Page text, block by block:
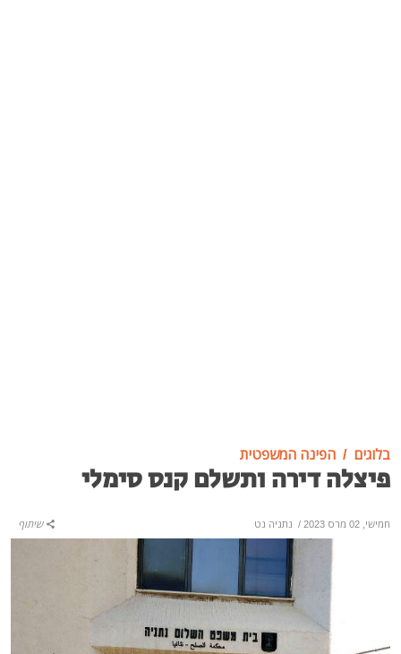
בלוגים הפינה המשפטית
פיצלה דירה ותשלם קנס סימלי
חמישי, 02 מרס 2023 / נתניה נט שיתוף